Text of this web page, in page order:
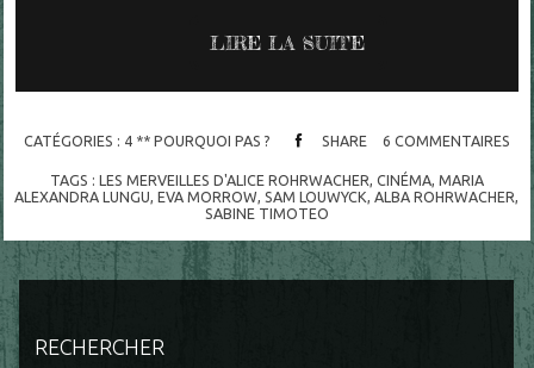
LIRE LA SUITE
CATÉGORIES : 4 ** POURQUOI PAS ? SHARE 6 COMMENTAIRES
TAGS : LES MERVEILLES D'ALICE ROHRWACHER, CINÉMA, MARIA
ALEXANDRA LUNGU,EVA MORROW,SAM LOUWYCK,ALBA ROHRWACHER,
SABINE TIMOTEO
RECHERCHER